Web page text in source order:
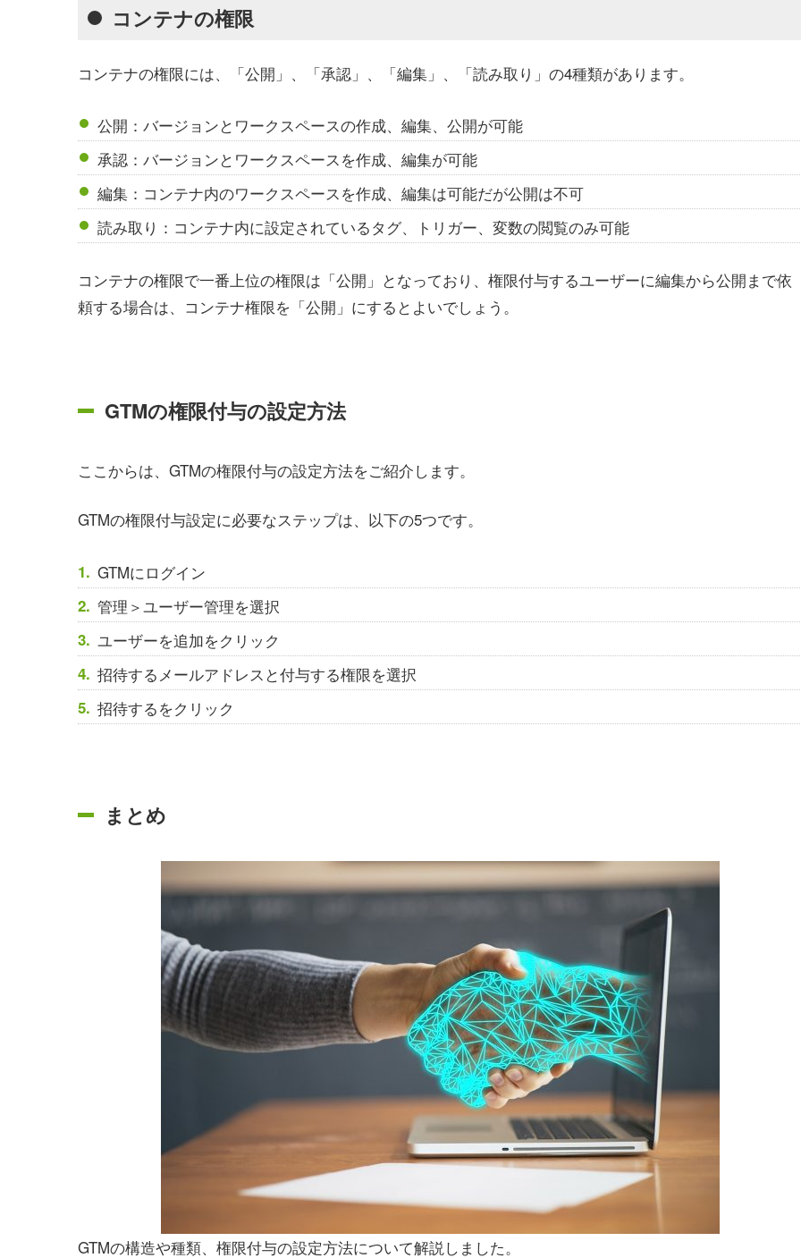
コンテナの権限
コンテナの権限には、「公開」、「承認」、「編集」、「読み取り」の4種類があります。
公開：バージョンとワークスペースの作成、編集、公開が可能
承認：バージョンとワークスペースを作成、編集が可能
編集：コンテナ内のワークスペースを作成、編集は可能だが公開は不可
読み取り：コンテナ内に設定されているタグ、トリガー、変数の閲覧のみ可能
コンテナの権限で一番上位の権限は「公開」となっており、権限付与するユーザーに編集から公開まで依
頼する場合は、コンテナ権限を「公開」にするとよいでしょう。
GTMの権限付与の設定方法
ここからは、GTMの権限付与の設定方法をご紹介します。
GTMの権限付与設定に必要なステップは、以下の5つです。
GTMにログイン
管理＞ユーザー管理を選択
ユーザーを追加をクリック
招待するメールアドレスと付与する権限を選択
招待するをクリック
まとめ
GTMの構造や種類、権限付与の設定方法について解説しました。